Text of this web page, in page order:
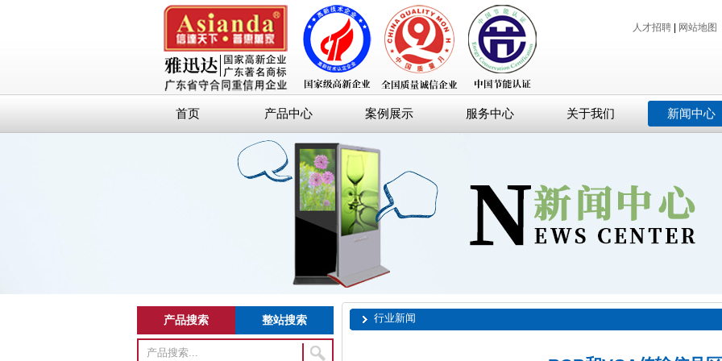
人才招聘| 网站地图
首页 产品中心 案例展示 服务中心 关于我们 新闻中心
产品搜索 整站搜索 行业新闻